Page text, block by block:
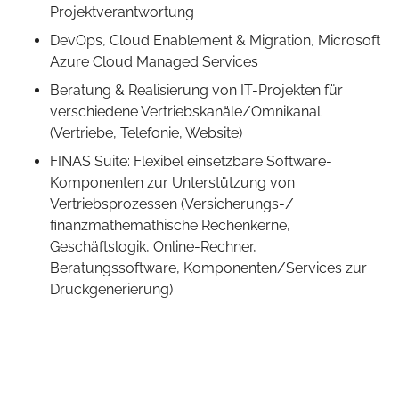
Projektverantwortung
DevOps, Cloud Enablement & Migration, Microsoft
Azure Cloud Managed Services
Beratung & Realisierung von IT-Projekten für
verschiedene Vertriebskanäle/Omnikanal
(Vertriebe, Telefonie, Website)
FINAS Suite: Flexibel einsetzbare Software-
Komponenten zur Unterstützung von
Vertriebsprozessen (Versicherungs-/
finanzmathemathische Rechenkerne,
Geschäftslogik, Online-Rechner,
Beratungssoftware, Komponenten/Services zur
Druckgenerierung)